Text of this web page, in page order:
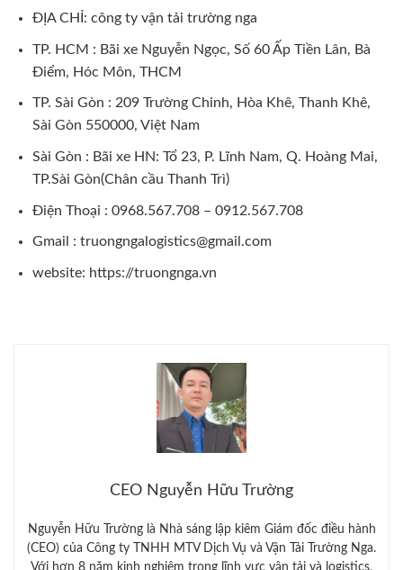
ĐỊA CHỈ: công ty vận tải trường nga
TP. HCM : Bãi xe Nguyễn Ngọc, Số 60 Ấp Tiền Lân, Bà
Điểm, Hóc Môn, THCM
TP. Sài Gòn : 209 Trường Chinh, Hòa Khê, Thanh Khê,
Sài Gòn 550000, Việt Nam
Sài Gòn : Bãi xe HN: Tổ 23, P. Lĩnh Nam, Q. Hoàng Mai,
TP.Sài Gòn(Chân cầu Thanh Trì)
Điện Thoại : 0968.567.708 – 0912.567.708
Gmail : truongngalogistics@gmail.com
website: https://truongnga.vn
CEO Nguyễn Hữu Trường
Nguyễn Hữu Trường là Nhà sáng lập kiêm Giám đốc điều hành
(CEO) của Công ty TNHH MTV Dịch Vụ và Vận Tải Trường Nga.